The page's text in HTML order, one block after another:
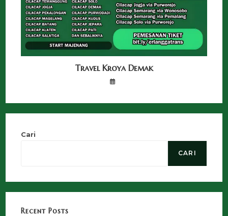
Travel Kroya Demak
Cari
CARI
Recent Posts